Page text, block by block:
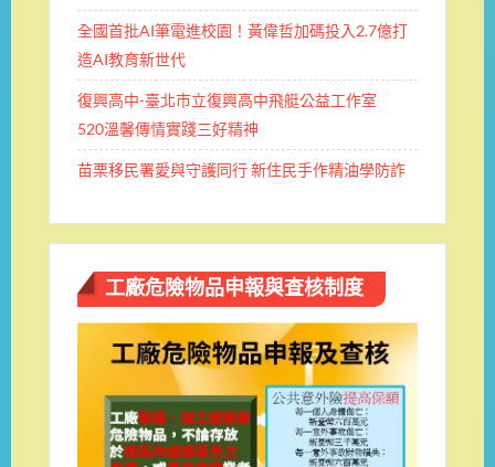
全國首批AI筆電進校園！黃偉哲加碼投入2.7億打
造AI教育新世代
復興高中-臺北市立復興高中飛艇公益工作室
520溫馨傳情實踐三好精神
苗栗移民署愛與守護同行 新住民手作精油學防詐
工廠危險物品申報與查核制度